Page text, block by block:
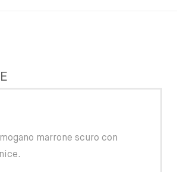
marrone scuro con